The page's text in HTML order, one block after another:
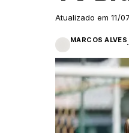
Atualizado em 11/
MARCOS ALVES